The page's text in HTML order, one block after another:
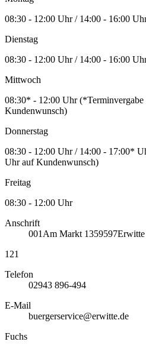
08:30 - 12:00 Uhr / 14:00 - 16:00
Dienstag
08:30 - 12:00 Uhr / 14:00 - 16:00
Mittwoch
08:30* - 12:00 Uhr
Kundenwunsch)
Donnerstag
08:30 - 12:00 Uhr / 14:00 - 17:00*
Uhr auf Kundenwunsch)
Freitag
08:30 - 12:00 Uhr
Anschrift
001 Am Markt 1359597Erwitte
121
Telefon
02943 896-494
E-Mail
buergerservice@erwitte.de
Fuchs